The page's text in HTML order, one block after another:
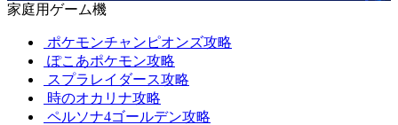
家庭用ゲーム機
ポケモンチャンピオンズ攻略
ぽこあポケモン攻略
スプラレイダース攻略
時のオカリナ攻略
ペルソナ4ゴールデン攻略